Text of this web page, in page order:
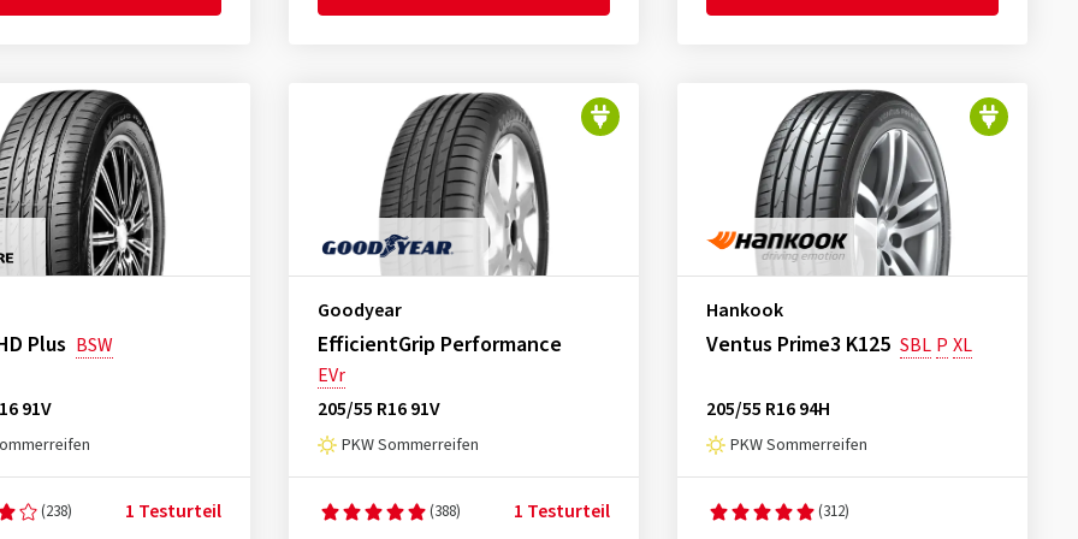
Plus BSW
91V
(238) 1 Testurteil
Goodyear
EfficientGrip Performance
EVr
205/55 R16 91V
PKW Sommerreifen
(388) 1 Testurteil
Hankook
Ventus Prime3 K125 SBL P XL
205/55 R16 94H
PKW Sommerreifen
(312)